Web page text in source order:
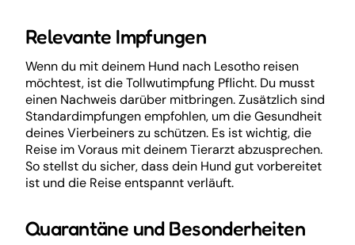
Relevante Impfungen
Wenn du mit deinem Hund nach Lesotho reisen
möchtest, ist die Tollwutimpfung Pflicht. Du musst
einen Nachweis darüber mitbringen. Zusätzlich sind
Standardimpfungen empfohlen, um die Gesundheit
deines Vierbeiners zu schützen. Es ist wichtig, die
Reise im Voraus mit deinem Tierarzt abzusprechen.
So stellst du sicher, dass dein Hund gut vorbereitet
ist und die Reise entspannt verläuft.
Quarantäne und Besonderheiten